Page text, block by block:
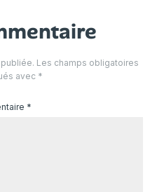
Les champs obligatoires
avec *
*